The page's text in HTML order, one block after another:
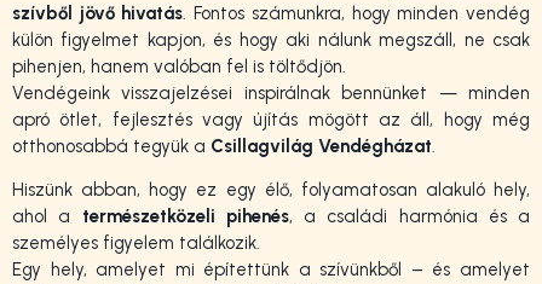
szívből jövő hivatás. Fontos számunkra, hogy minden vendég
külön figyelmet kapjon, és hogy aki nálunk megszáll, ne csak
pihenjen, hanem valóban fel is töltődjön.
Vendégeink visszajelzései inspirálnak bennünket — minden
apró ötlet, fejlesztés vagy újítás mögött az áll, hogy még
otthonosabbá tegyük a Csillagvilág Vendégházat.
Hiszünk abban, hogy ez egy élő, folyamatosan alakuló hely,
ahol a természetközeli pihenés, a családi harmónia és a
személyes figyelem találkozik.
Egy hely, amelyet mi építettünk a szívünkből – és amelyet